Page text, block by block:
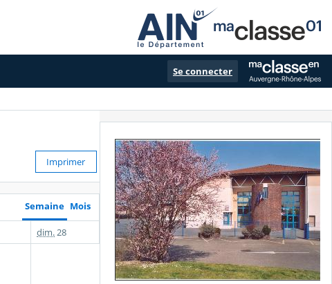
Se connecter
Imprimer
Semaine Mois
dim. 28